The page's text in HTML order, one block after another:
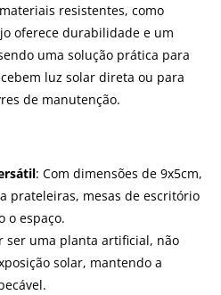
resistentes, como
oferece durabilidade e um
uma solução prática para
luz solar direta ou para
de manutenção.
: Com dimensões de 9x5cm,
prateleiras, mesas de escritório
o espaço.
ser uma planta artificial, não
solar, mantendo a